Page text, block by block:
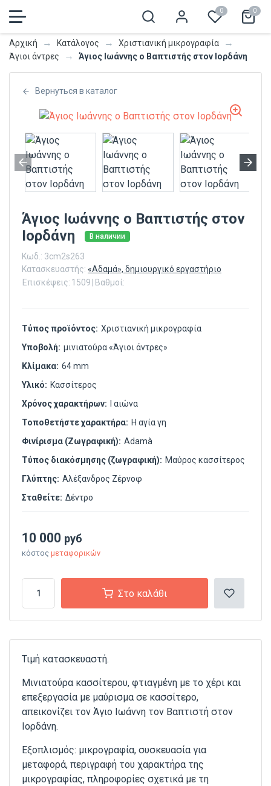
0 0
Αρχική → Κατάλογος → Χριστιανική μικρογραφία →
Άγιοι άντρες → Άγιος Ιωάννης ο Βαπτιστής στον Ιορδάνη
Вернуться в каталог
Άγιος Ιωάννης ο Βαπτιστής στον
Ιορδάνη
В наличии
Κωδ.: 3cm2s263
Κατασκευαστής: «Αδαμά», δημιουργικό εργαστήριο
Επισκέψεις: 1509 Βαθμοί:
Τύπος προϊόντος: Χριστιανική μικρογραφία
Υποβολή: μινιατούρα «Άγιοι άντρες»
Κλίμακα: 64 mm
Υλικό: Κασσίτερος
Χρόνος χαρακτήρων:
I αιώνα
Τοποθετήστε χαρακτήρα: Η αγία γη
Φινίρισμα (Ζωγραφική): Adamà
Τύπος διακόσμησης (ζωγραφική): Μαύρος κασσίτερος
Γλύπτης: Αλέξανδρος Ζέρνοφ
Σταθείτε: Δέντρο
10 000 руб
κόστος μεταφορικών
Στο καλάθι
Τιμή κατασκευαστή.
Μινιατούρα κασσίτερου, φτιαγμένη με το χέρι και
επεξεργασία με μαύρισμα σε κασσίτερο,
απεικονίζει τον Άγιο Ιωάννη τον Βαπτιστή στον
Ιορδάνη.
Εξοπλισμός: μικρογραφία, συσκευασία για
μεταφορά, περιγραφή του χαρακτήρα της
μικρογραφίας, πληροφορίες σχετικά με τη